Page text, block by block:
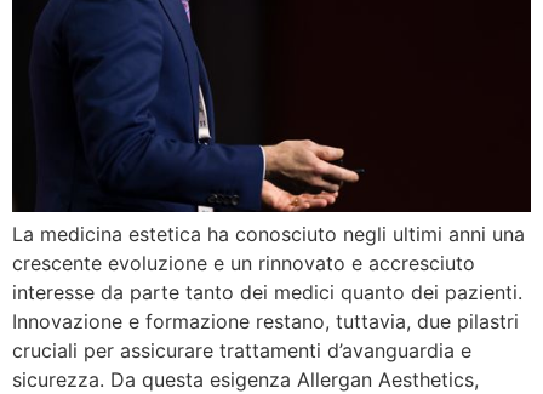
La medicina estetica ha conosciuto negli ultimi anni una
crescente evoluzione e un rinnovato e accresciuto
interesse da parte tanto dei medici quanto dei pazienti.
Innovazione e formazione restano, tuttavia, due pilastri
cruciali per assicurare trattamenti d’avanguardia e
sicurezza. Da questa esigenza Allergan Aesthetics,